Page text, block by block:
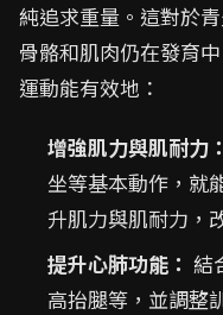
純追求重量。這對於
骨骼和肌肉仍在發育
運動能有效地：
增強肌力與肌耐力：
坐等基本動作，就
升肌力與肌耐力，
提升心肺功能： 結
高抬腿等，並調整